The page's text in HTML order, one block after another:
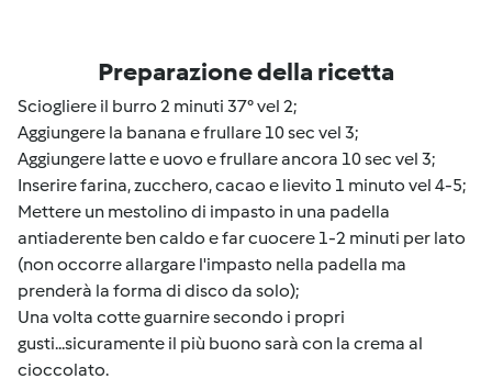
Preparazione della ricetta
Sciogliere il burro 2 minuti 37° vel 2;
Aggiungere la banana e frullare 10 sec vel 3;
Aggiungere latte e uovo e frullare ancora 10 sec vel 3;
Inserire farina, zucchero, cacao e lievito 1 minuto vel 4-5;
Mettere un mestolino di impasto in una padella
antiaderente ben caldo e far cuocere 1-2 minuti per lato
(non occorre allargare l'impasto nella padella ma
prenderà la forma di disco da solo);
Una volta cotte guarnire secondo i propri
gusti...sicuramente il più buono sarà con la crema al
cioccolato.